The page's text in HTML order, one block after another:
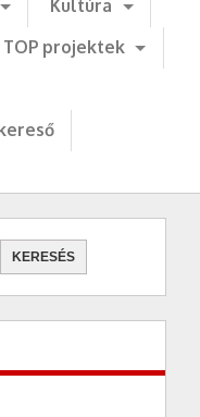
Kultúra
TOP projektek